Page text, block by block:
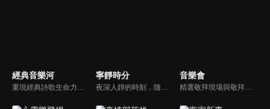
經典音樂河
重現經典詩歌生命力，讓您在歌中感受上帝亙古榮耀作為和救贖大恩。
寧靜時分
夜深人靜的時刻，隨著音樂的流轉，帶領我們更深的摸著主。
音樂會
精選敬拜現場與敬拜者真實的分享，讓我們一起向神獻上最美的祭。